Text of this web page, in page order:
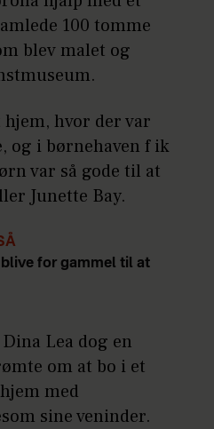
100 tomme
blev malet og
hjem, hvor der var
og i børnehaven f ik
var så gode til at
Junette Bay.
blive for gammel til at
Lea dog en
om at bo i et
med
sine veninder.